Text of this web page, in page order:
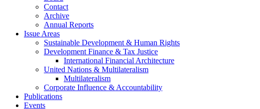
Contact
Archive
Annual Reports
Issue Areas
Sustainable Development & Human Rights
Development Finance & Tax Justice
International Financial Architecture
United Nations & Multilateralism
Multilateralism
Corporate Influence & Accountability
Publications
Events